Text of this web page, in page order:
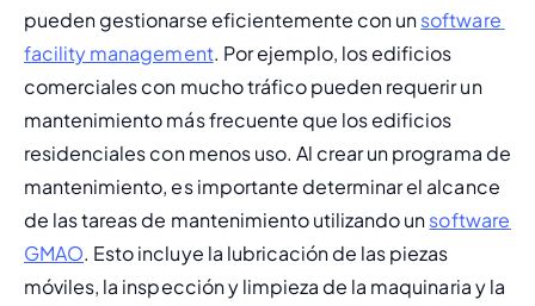
pueden gestionarse eficientemente con un software
facility management. Por ejemplo, los edificios
comerciales con mucho tráfico pueden requerir un
mantenimiento más frecuente que los edificios
residenciales con menos uso. Al crear un programa de
mantenimiento, es importante determinar el alcance
de las tareas de mantenimiento utilizando un software
GMAO. Esto incluye la lubricación de las piezas
móviles, la inspección y limpieza de la maquinaria y la